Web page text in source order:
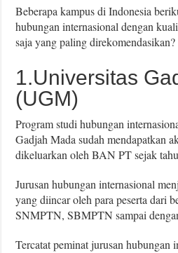
Beberapa kampus di Indonesia
hubungan internasional dengan
saja yang paling direkomendasikan?
1.Universitas
(UGM)
Program studi hubungan
Gadjah Mada sudah mendapatkan
dikeluarkan oleh BAN PT sejak
Jurusan hubungan internasional
yang diincar oleh para peserta dari
SNMPTN, SBMPTN sampai
Tercatat peminat jurusan hubungan